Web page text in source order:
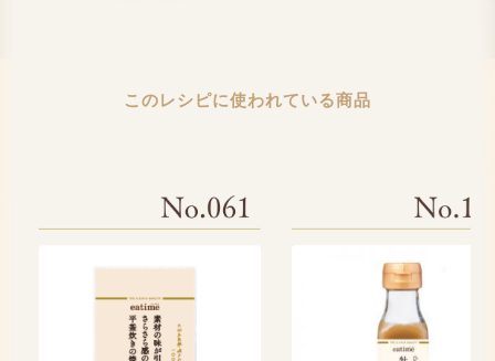
このレシピに使われている商品